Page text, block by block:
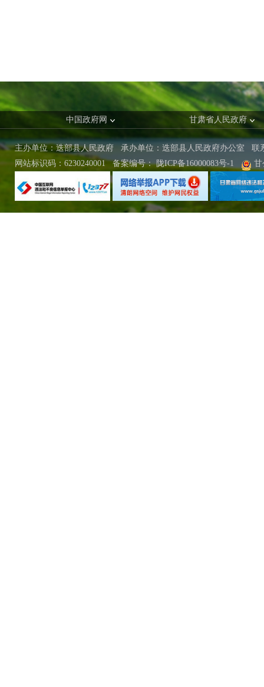
中国政府网 甘肃省人民政府
主办单位：迭部县人民政府 承办单位：迭部县人民政府办公室 联
网站标识码：6230240001
备案编号： 陇ICP备16000083号-1 甘